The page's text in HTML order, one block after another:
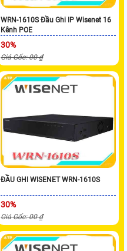
WRN-1610S Đầu Ghi IP Wisenet 16
Kênh POE
30%
Giá Gốc: 00 ₫
ĐẦU GHI WISENET WRN-1610S
30%
Giá Gốc: 00 ₫